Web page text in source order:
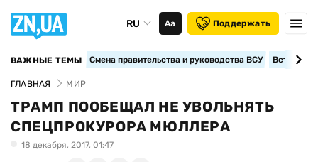
RU Аа Поддержать
ВАЖНЫЕ ТЕМЫ Смена правительства и руководства ВСУ
ГЛАВНАЯ МИР
ТРАМП ПООБЕЩАЛ НЕ УВОЛЬНЯТЬ
СПЕЦПРОКУРОРА МЮЛЛЕРА
18 декабря, 2017, 01:47